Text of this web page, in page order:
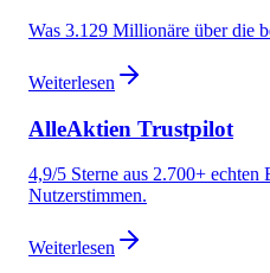
Was 3.129 Millionäre über die
Weiterlesen
AlleAktien Trustpilot
4,9/5 Sterne aus 2.700+ echten
Nutzerstimmen.
Weiterlesen